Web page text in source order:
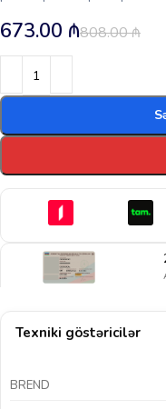
808.00₼
673.00 ₼
Texniki göstəricilər
BREND